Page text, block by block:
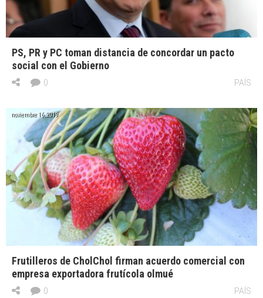
PS, PR y PC toman distancia de concordar un pacto
social con el Gobierno
PAÍS
0
noviembre 16, 2019
Frutilleros de CholChol firman acuerdo comercial con
empresa exportadora frutícola olmué
PAÍS
0